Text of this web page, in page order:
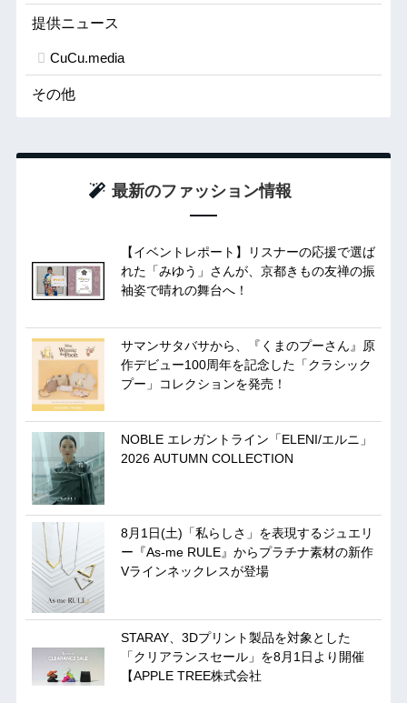
提供ニュース
CuCu.media
その他
最新のファッション情報
【イベントレポート】リスナーの応援で選ば
れた「みゆう」さんが、京都きもの友禅の振
袖姿で晴れの舞台へ！
サマンサタバサから、『くまのプーさん』原
作デビュー100周年を記念した「クラシック
プー」コレクションを発売！
NOBLE エレガントライン「ELENI/エルニ」
2026 AUTUMN COLLECTION
8月1日(土)「私らしさ」を表現するジュエリ
ー『As-me RULE』からプラチナ素材の新作
Vラインネックレスが登場
STARAY、3Dプリント製品を対象とした
「クリアランスセール」を8月1日より開催
【APPLE TREE株式会社